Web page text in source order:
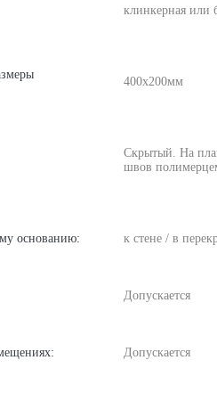
клинкерная или
400х200мм
Скрытый. На
швов
основанию: к стене / в
Допускается
Допускается